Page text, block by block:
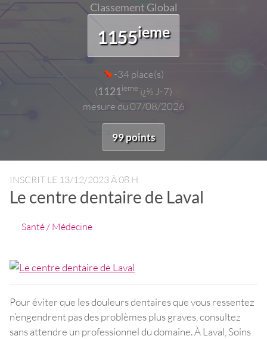
Classement Global
1155ieme
-34 place(s)
(1121 iemeï¿½ J-7)
mesure du 07/08/2026
99 points
INSCRIT LE 13/12/2023 À 08 H
Le centre dentaire de Laval
Santé / Médecine
Pour éviter que les douleurs dentaires que vous ressentez
n’engendrent pas des problèmes plus graves, consultez
sans attendre un professionnel du domaine. À Laval, Soins